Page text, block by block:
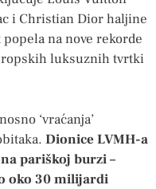
i Christian Dior haljine
na nove rekorde
luksuznih tvrtki
‘vraćanja’
Dionice LVMH-a
pariškoj burzi –
oko 30 milijardi